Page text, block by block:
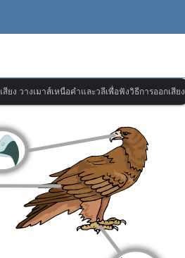
สียง วางเมาส์เหนือคำและวลีเพื่อฟังวิธีการออกเสียง